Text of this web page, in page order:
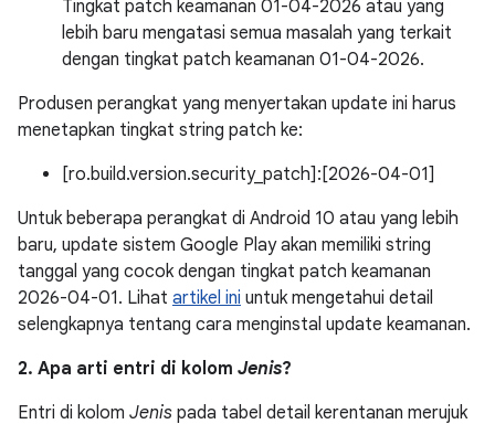
Tingkat patch keamanan 01-04-2026 atau yang
lebih baru mengatasi semua masalah yang terkait
dengan tingkat patch keamanan 01-04-2026.
Produsen perangkat yang menyertakan update ini harus
menetapkan tingkat string patch ke:
[ro.build.version.security_patch]:[2026-04-01]
Untuk beberapa perangkat di Android 10 atau yang lebih
baru, update sistem Google Play akan memiliki string
tanggal yang cocok dengan tingkat patch keamanan
2026-04-01. Lihat artikel ini untuk mengetahui detail
selengkapnya tentang cara menginstal update keamanan.
2. Apa arti entri di kolom Jenis?
Entri di kolom Jenis pada tabel detail kerentanan merujuk